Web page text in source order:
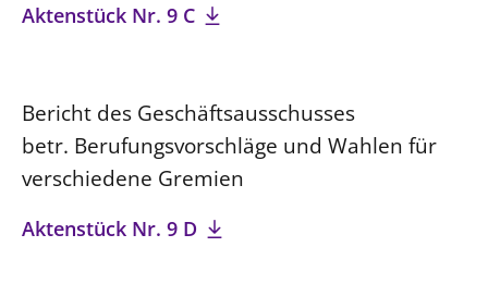
Aktenstück Nr. 9 C
Bericht des Geschäftsausschusses
betr. Berufungsvorschläge und Wahlen für
verschiedene Gremien
Aktenstück Nr. 9 D